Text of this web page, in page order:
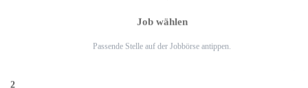
Job wählen
Passende Stelle auf der Jobbörse antippen.